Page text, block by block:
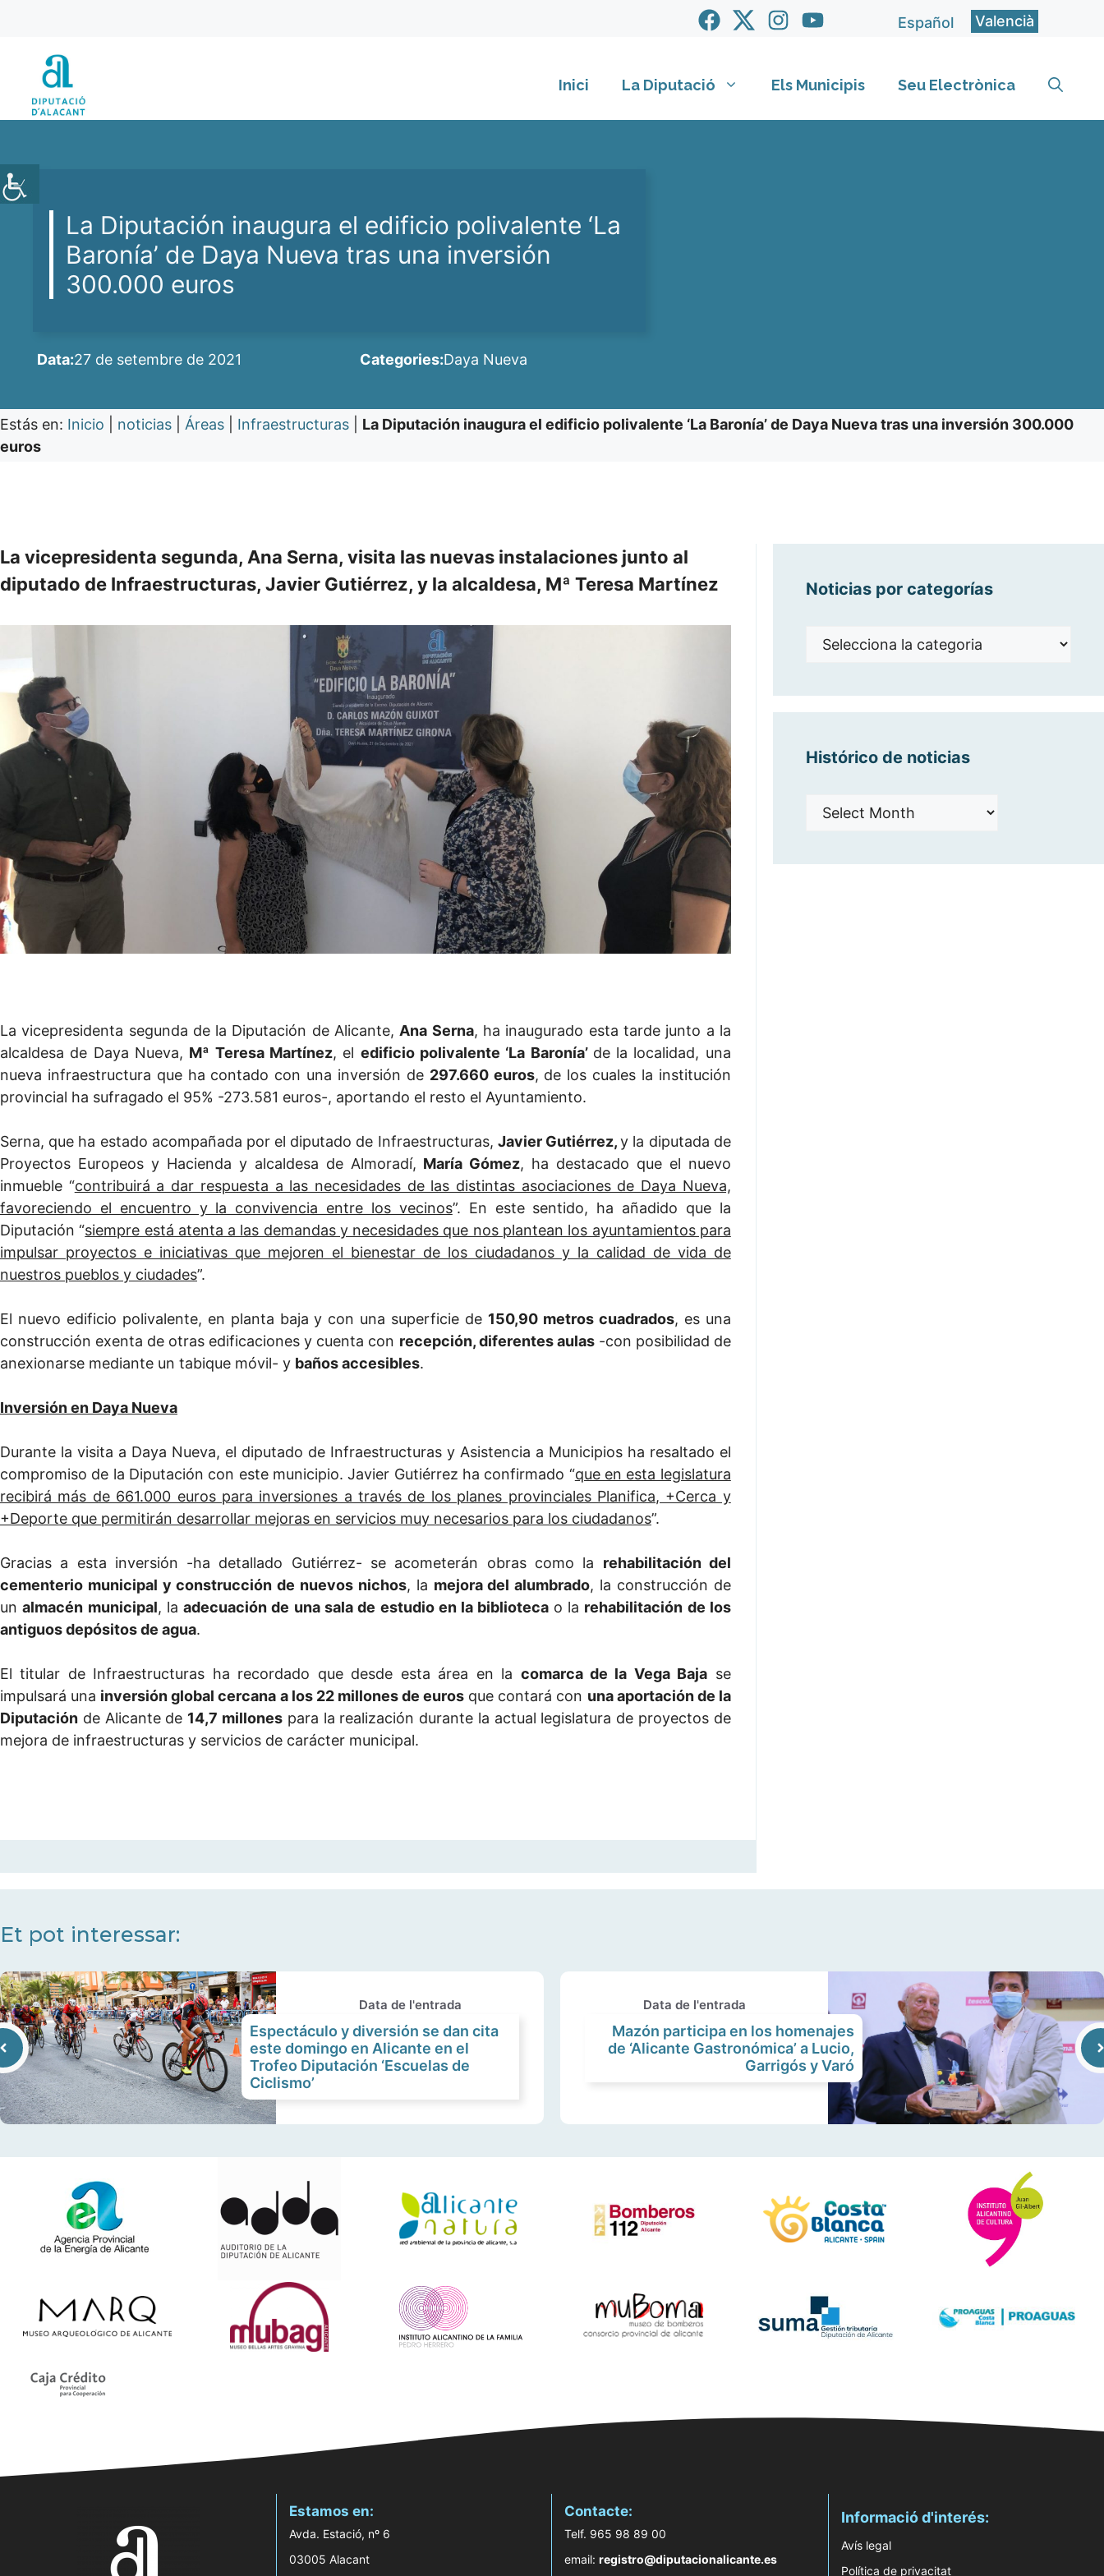
contingut
Español Valencià
Inici La Diputació Els Municipis Seu Electrònica
La Diputación inaugura el edificio polivalente ‘La
Baronía’ de Daya Nueva tras una inversión
300.000 euros
Data:27 de setembre de 2021 Categories:Daya Nueva
Estás en: Inicio noticias Áreas Infraestructuras
La Diputación inaugura el edificio polivalente ‘La Baronía’ de Daya Nueva tras una inversión 300.000
euros
La vicepresidenta segunda, Ana Serna, visita las nuevas instalaciones junto al
diputado de Infraestructuras, Javier Gutiérrez, y la alcaldesa, Mª Teresa Martínez
La vicepresidenta segunda de la Diputación de Alicante, Ana Serna, ha inaugurado esta tarde junto a la
alcaldesa de Daya Nueva, Mª Teresa Martínez, el edificio polivalente ‘La Baronía’ de la localidad, una
nueva infraestructura que ha contado con una inversión de 297.660 euros, de los cuales la institución
provincial ha sufragado el 95% -273.581 euros-, aportando el resto el Ayuntamiento.
Serna, que ha estado acompañada por el diputado de Infraestructuras, Javier Gutiérrez,y la diputada de
Proyectos Europeos y Hacienda y alcaldesa de Almoradí, María Gómez, ha destacado que el nuevo
inmueble “contribuirá a dar respuesta a las necesidades de las distintas asociaciones de Daya Nueva,
favoreciendo el encuentro y la convivencia entre los vecinos”. En este sentido, ha añadido que la
Diputación “siempre está atenta a las demandas y necesidades que nos plantean los ayuntamientos para
impulsar proyectos e iniciativas que mejoren el bienestar de los ciudadanos y la calidad de vida de
nuestros pueblos y ciudades”.
El nuevo edificio polivalente, en planta baja y con una superficie de 150,90 metros cuadrados, es una
construcción exenta de otras edificaciones y cuenta con recepción, diferentes aulas-con posibilidad de
anexionarse mediante un tabique móvil- y baños accesibles.
Inversión en Daya Nueva
Durante la visita a Daya Nueva, el diputado de Infraestructuras y Asistencia a Municipios ha resaltado el
compromiso de la Diputación con este municipio. Javier Gutiérrez ha confirmado “que en esta legislatura
recibirá más de 661.000 euros para inversiones a través de los planes provinciales Planifica, +Cerca y
+Deporte que permitirán desarrollar mejoras en servicios muy necesarios para los ciudadanos”.
Gracias a esta inversión -ha detallado Gutiérrez- se acometerán obras como la rehabilitación del
cementerio municipal y construcción de nuevos nichos, la mejora del alumbrado, la construcción de
unalmacén municipal, laadecuación de una sala de estudio en la biblioteca o la rehabilitación de los
antiguos depósitos de agua.
El titular de Infraestructuras ha recordado que desde esta área en la comarca de la Vega Baja se
impulsará una inversión global cercana a los 22 millones de euros que contará con una aportación de la
Diputación de Alicante de 14,7 millonespara la realización durante la actual legislatura de proyectos de
mejora de infraestructuras y servicios de carácter municipal.
Noticias por categorías
Noticias
Histórico de noticias
Histórico
Et pot interessar:
Data de l'entrada
Espectáculo y diversión se dan cita
este domingo en Alicante en el
Trofeo Diputación ‘Escuelas de
Ciclismo’
Data de l'entrada
Mazón participa en los homenajes
de ‘Alicante Gastronómica’ a Lucio,
Garrigós y Varó
Estamos en:
Avda. Estació, nº 6
03005 Alacant
Contacte:
Telf. 965 98 89 00
email: registro@diputacionalicante.es
Informació d'interés:
Avís legal
Política de privacitat